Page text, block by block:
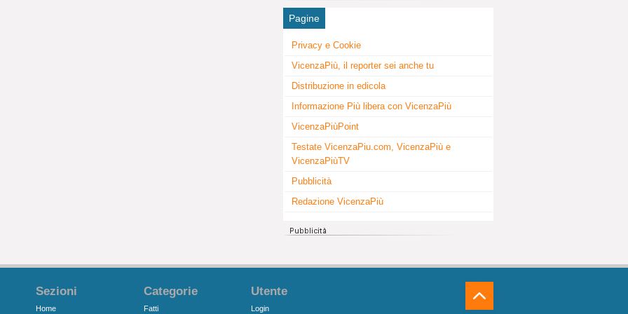
Pagine
Privacy e Cookie
VicenzaPiù, il reporter sei anche tu
Distribuzione in edicola
Informazione Più libera con VicenzaPiù
VicenzaPiùPoint
Testate VicenzaPiu.com, VicenzaPiù e
VicenzaPiùTV
Pubblicità
Redazione VicenzaPiù
Sezioni
Home
Categorie
Fatti
Utente
Login